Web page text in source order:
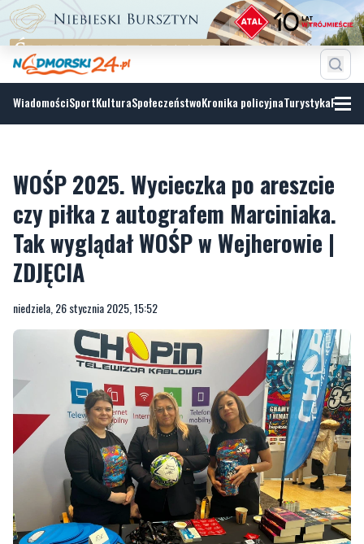
WiadomościSportKulturaSpołeczeństwoKronika policyjnaTurystyka
WOŚP 2025. Wycieczka po areszcie
czy piłka z autografem Marciniaka.
Tak wyglądał WOŚP w Wejherowie |
ZDJĘCIA
niedziela, 26 stycznia 2025, 15:52